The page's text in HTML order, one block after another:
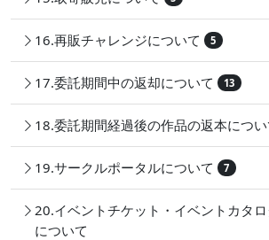
16.再販チャレンジについて 5
17.委託期間中の返却について 13
18.委託期間経過後の作品の返本につい
19.サークルポータルについて 7
20.イベントチケット・イベントカタ
について